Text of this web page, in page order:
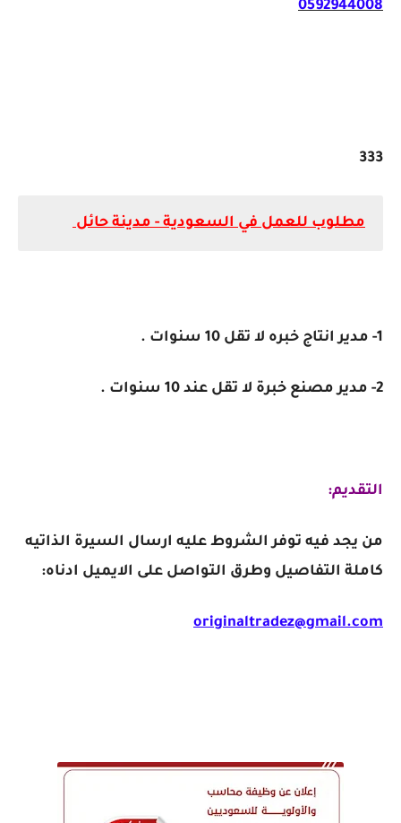
0592944008
333
مطلوب للعمل في السعودية - مدينة حائل
1- مدير انتاج خبره لا تقل 10 سنوات .
2- مدير مصنع خبرة لا تقل عند 10 سنوات .
التقديم:
من يجد فيه توفر الشروط عليه ارسال السيرة الذاتيه
كاملة التفاصيل وطرق التواصل على الايميل ادناه:
originaltradez@gmail.com